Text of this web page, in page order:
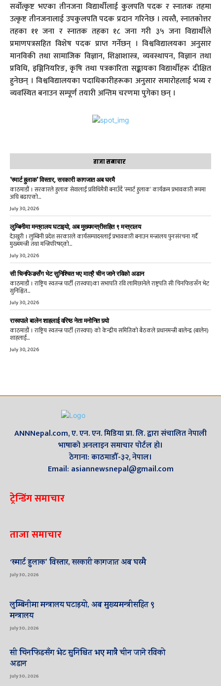
सर्वोत्कृष्ट भएका तीनजना विद्यार्थीलाई कुलपति पदक र स्नातक तहमा
उत्कृष्ट तीनजनालाई उपकुलपति पदक प्रदान गरिनेछ । त्यस्तै, स्नातकोत्तर
तहका ११ जना र स्नातक तहका १८ जना गरी ३५ जना विद्यार्थीले
प्रमाणपत्रसहित विशेष पदक प्राप्त गर्नेछन् । विश्वविद्यालयका अनुसार
मानविकी तथा सामाजिक विज्ञान, शिक्षाशास्त्र, व्यवस्थापन, विज्ञान तथा
प्रविधि, इञ्जिनियरिङ, कृषि तथा पत्रकारिता सङ्कायका विद्यार्थीहरू दीक्षित
हुनेछन् । विश्वविद्यालयका पदाधिकारीहरूका अनुसार समारोहलाई भव्य र
व्यवस्थित बनाउन सम्पूर्ण तयारी अन्तिम चरणमा पुगेका छन् ।
ताजा समाचार
‘स्मार्ट हुलाक’ विस्तार, सरकारी कागजात अब घरमै
काठमाडौं । सरकारले हुलाक सेवालाई प्रविधिमैत्री बनाउँदै ‘स्मार्ट हुलाक’ कार्यक्रम प्रभावकारी रूपमा
अघि बढाएको...
July 30, 2026
लुम्बिनीमा मन्त्रालय घटाइयो, अब मुख्यमन्त्रीसहित ९ मन्त्रालय
देउखुरी । लुम्बिनी प्रदेश सरकारले कार्यसम्पादनलाई प्रभावकारी बनाउन मन्त्रालय पुनःसंरचना गर्दै
मुख्यमन्त्री तथा मन्त्रिपरिषद्को...
July 30, 2026
सी चिनफिङसँग भेट सुनिश्चित भए मात्रै चीन जाने रविको अडान
काठमाडौं । राष्ट्रिय स्वतन्त्र पार्टी (रास्वपा)का सभापति रवि लामिछानेले राष्ट्रपति सी चिनफिङसँग भेट
सुनिश्चित...
July 30, 2026
रास्वपाले बालेन शाहलाई वरिष्ठ नेता मनोनित गर्‍यो
काठमाडौं । राष्ट्रिय स्वतन्त्र पार्टी (रास्वपा) को केन्द्रीय समितिको बैठकले प्रधानमन्त्री बालेन्द्र (बालेन)
शाहलाई...
July 30, 2026
ANNNepal.com, ए. एन. एन. मिडिया प्रा. लि. द्वारा संचालित नेपाली
भाषाको अनलाइन समाचार पोर्टल हो।
ठेगाना: काठमाडौँ-३२, नेपाल।
Email: asiannewsnepal@gmail.com
ट्रेन्डिंग समाचार
ताजा समाचार
‘स्मार्ट हुलाक’ विस्तार, सरकारी कागजात अब घरमै
July 30, 2026
लुम्बिनीमा मन्त्रालय घटाइयो, अब मुख्यमन्त्रीसहित ९
मन्त्रालय
July 30, 2026
सी चिनफिङसँग भेट सुनिश्चित भए मात्रै चीन जाने रविको
अडान
July 30, 2026